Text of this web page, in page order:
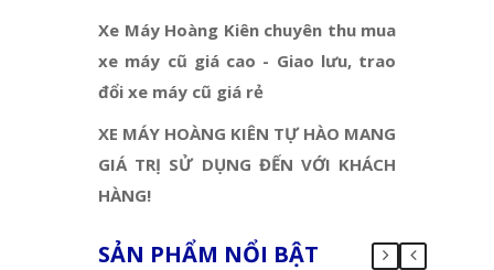
Xe Máy Hoàng Kiên chuyên thu mua
xe máy cũ giá cao - Giao lưu, trao
đổi xe máy cũ giá rẻ
XE MÁY HOÀNG KIÊN TỰ HÀO MANG
GIÁ TRỊ SỬ DỤNG ĐẾN VỚI KHÁCH
HÀNG!
SẢN PHẨM NỔI BẬT